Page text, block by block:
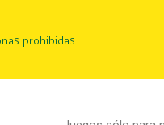
prohibidas